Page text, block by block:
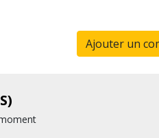
Ajouter un